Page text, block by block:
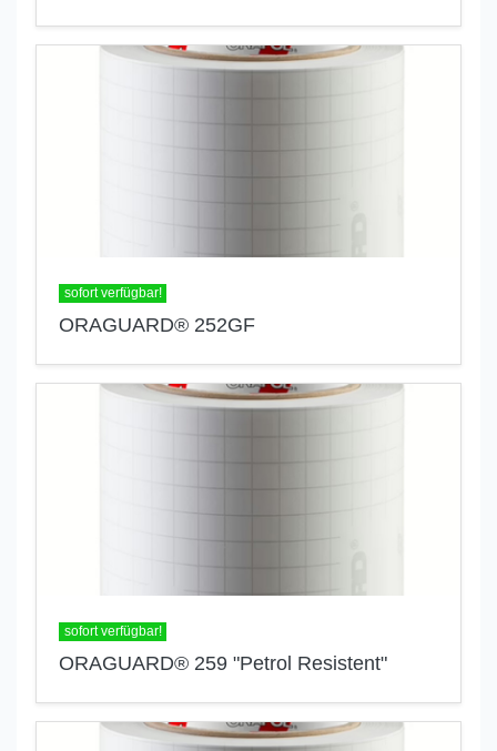
sofort verfügbar!
ORAGUARD® 252GF
sofort verfügbar!
ORAGUARD® 259 "Petrol Resistent"